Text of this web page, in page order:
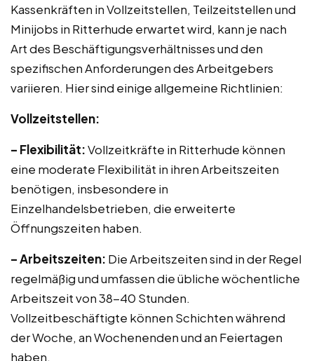
Kassenkräften in Vollzeitstellen, Teilzeitstellen und
Minijobs in Ritterhude erwartet wird, kann je nach
Art des Beschäftigungsverhältnisses und den
spezifischen Anforderungen des Arbeitgebers
variieren. Hier sind einige allgemeine Richtlinien:
Vollzeitstellen:
– Flexibilität:Vollzeitkräfte in Ritterhude können
eine moderate Flexibilität in ihren Arbeitszeiten
benötigen, insbesondere in
Einzelhandelsbetrieben, die erweiterte
Öffnungszeiten haben.
– Arbeitszeiten: Die Arbeitszeiten sind in der Regel
regelmäßig und umfassen die übliche wöchentliche
Arbeitszeit von 38-40 Stunden.
Vollzeitbeschäftigte können Schichten während
der Woche, an Wochenenden und an Feiertagen
haben.